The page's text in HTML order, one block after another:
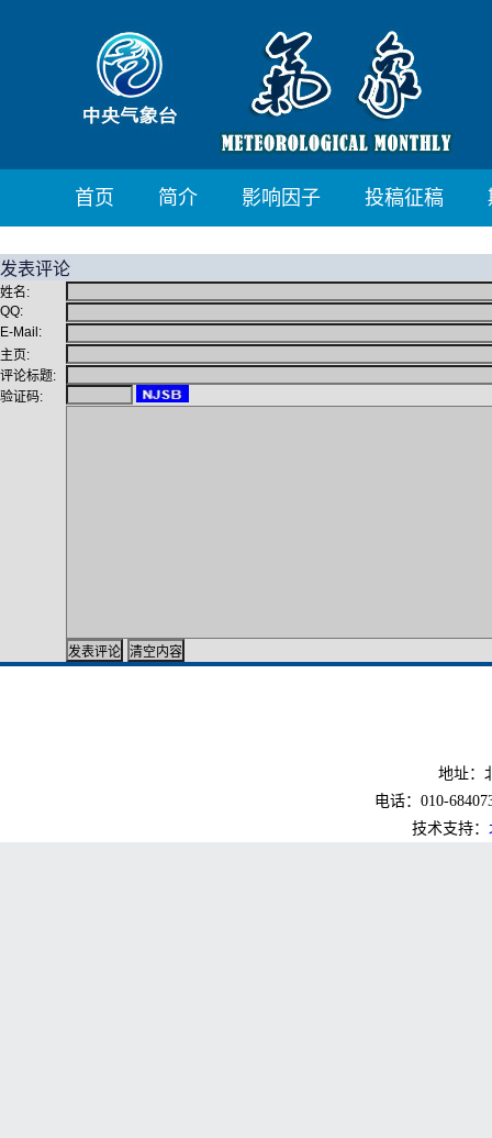
首页 简介 影响因子 投稿征稿
发表评论
姓名:
QQ:
E-Mail:
主页:
评论标题:
验证码:
地址：
电话：010-
技术支持：